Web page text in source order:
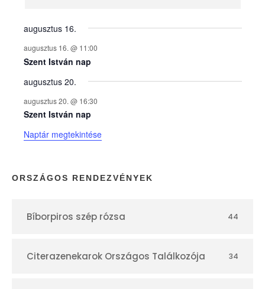
n
y
e
k
n
a
p
r
augusztus 16.
augusztus 16. @ 11:00
Szent István nap
augusztus 20.
augusztus 20. @ 16:30
Szent István nap
Naptár megtekintése
ORSZÁGOS RENDEZVÉNYEK
Bíborpiros szép rózsa 44
Citerazenekarok Országos Találkozója 34